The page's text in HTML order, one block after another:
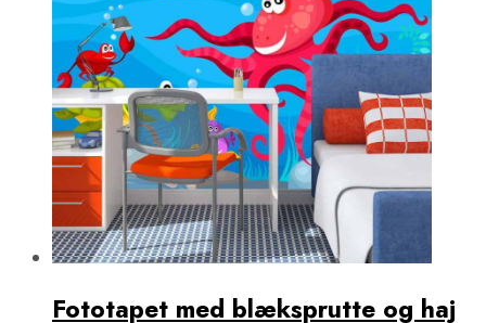
Fototapet med blæksprutte og haj